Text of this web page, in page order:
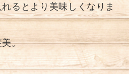
るとより美味しくなりま
美。